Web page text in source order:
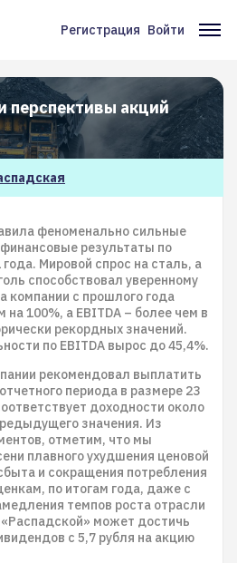
Меню
учётной
записи
пользователя
Регистрация Войти
перспективы акций
феноменально сильные
результаты по
Мировой спрос на сталь, а
способствовал уверенному
компании с прошлого года
на 100%, а EBITDA – более чем в
рекордных значений.
по EBITDA вырос до 45,4%.
рекомендовал выплатить
периода в размере 23
доходности около
значения. Из
отметим, что мы
плавного ухудшения ценовой
и сокращения потребления
по итогам года, даже с
темпов роста отрасли
может достичь
с 5,7 рубля на акцию